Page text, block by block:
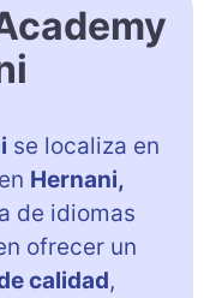
se localiza en
Hernani,
de idiomas
ofrecer un
calidad,